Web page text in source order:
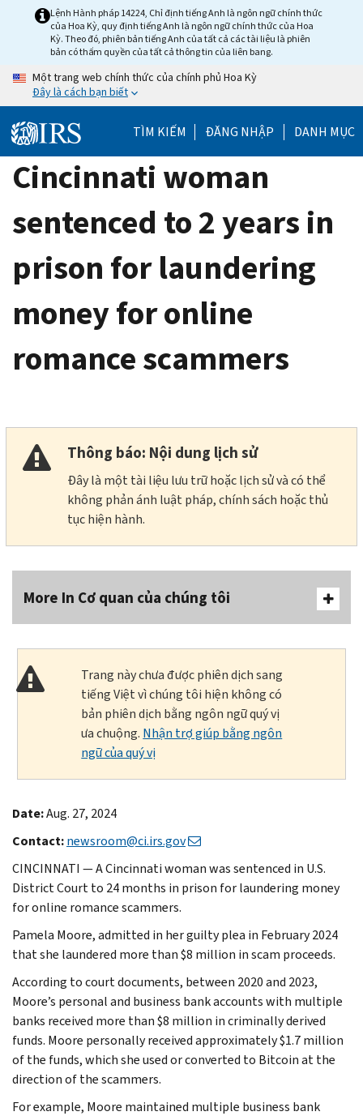
Lệnh Hành pháp 14224, Chỉ định tiếng Anh là ngôn ngữ chính thức
của Hoa Kỳ, quy định tiếng Anh là ngôn ngữ chính thức của Hoa
Kỳ. Theo đó, phiên bản tiếng Anh của tất cả các tài liệu là phiên
bản có thẩm quyền của tất cả thông tin của liên bang.
Một trang web chính thức của chính phủ Hoa Kỳ
Đây là cách bạn biết
TÌM KIẾM ĐĂNG NHẬP DANH MỤC
Cincinnati woman
sentenced to 2 years in
prison for laundering
money for online
romance scammers
Thông báo: Nội dung lịch sử
Đây là một tài liệu lưu trữ hoặc lịch sử và có thể
không phản ánh luật pháp, chính sách hoặc thủ
tục hiện hành.
More In Cơ quan của chúng tôi
Trang này chưa được phiên dịch sang
tiếng Việt vì chúng tôi hiện không có
bản phiên dịch bằng ngôn ngữ quý vị
ưa chuộng. Nhận trợ giúp bằng ngôn
ngữ của quý vị
Date:Aug. 27, 2024
Contact:newsroom@ci.irs.gov
CINCINNATI — A Cincinnati woman was sentenced in U.S.
District Court to 24 months in prison for laundering money
for online romance scammers.
Pamela Moore, admitted in her guilty plea in February 2024
that she laundered more than $8 million in scam proceeds.
According to court documents, between 2020 and 2023,
Moore’s personal and business bank accounts with multiple
banks received more than $8 million in criminally derived
funds. Moore personally received approximately $1.7 million
of the funds, which she used or converted to Bitcoin at the
direction of the scammers.
For example, Moore maintained multiple business bank